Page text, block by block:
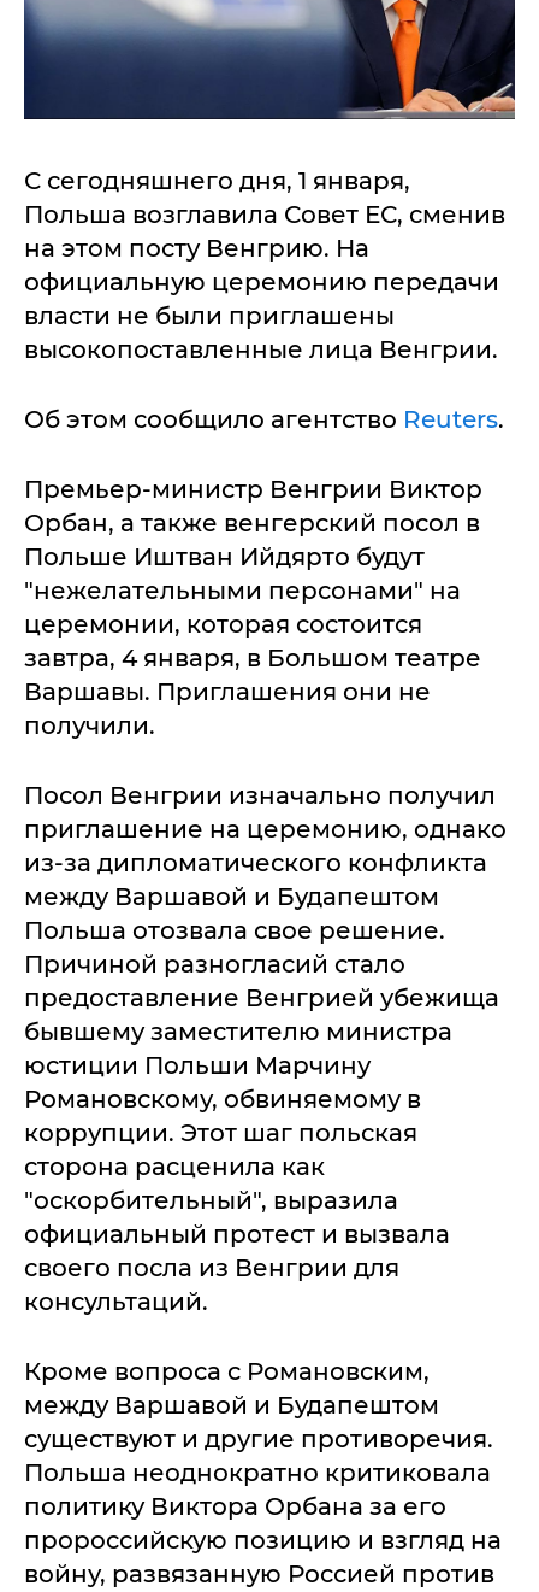
С сегодняшнего дня, 1 января,
Польша возглавила Совет ЕС, сменив
на этом посту Венгрию. На
официальную церемонию передачи
власти не были приглашены
высокопоставленные лица Венгрии.
Об этом сообщило агентство Reuters.
Премьер-министр Венгрии Виктор
Орбан, а также венгерский посол в
Польше Иштван Ийдярто будут
"нежелательными персонами" на
церемонии, которая состоится
завтра, 4 января, в Большом театре
Варшавы. Приглашения они не
получили.
Посол Венгрии изначально получил
приглашение на церемонию, однако
из-за дипломатического конфликта
между Варшавой и Будапештом
Польша отозвала свое решение.
Причиной разногласий стало
предоставление Венгрией убежища
бывшему заместителю министра
юстиции Польши Марчину
Романовскому, обвиняемому в
коррупции. Этот шаг польская
сторона расценила как
"оскорбительный", выразила
официальный протест и вызвала
своего посла из Венгрии для
консультаций.
Кроме вопроса с Романовским,
между Варшавой и Будапештом
существуют и другие противоречия.
Польша неоднократно критиковала
политику Виктора Орбана за его
пророссийскую позицию и взгляд на
войну, развязанную Россией против